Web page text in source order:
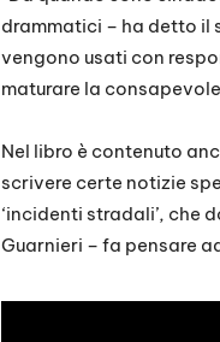
drammatici – ha detto il
vengono usati con
maturare la
Nel libro è contenuto
scrivere certe notizie
‘incidenti stradali’, che
Guarnieri – fa pensare